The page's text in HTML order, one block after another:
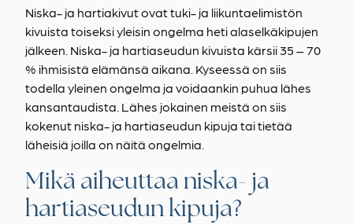
Niska- ja hartiakivut ovat tuki- ja liikuntaelimistön
kivuista toiseksi yleisin ongelma heti alaselkäkipujen
jälkeen. Niska- ja hartiaseudun kivuista kärsii 35 – 70
% ihmisistä elämänsä aikana. Kyseessä on siis
todella yleinen ongelma ja voidaankin puhua lähes
kansantaudista. Lähes jokainen meistä on siis
kokenut niska- ja hartiaseudun kipuja tai tietää
läheisiä joilla on näitä ongelmia.
Mikä aiheuttaa niska- ja
hartiaseudun kipuja?